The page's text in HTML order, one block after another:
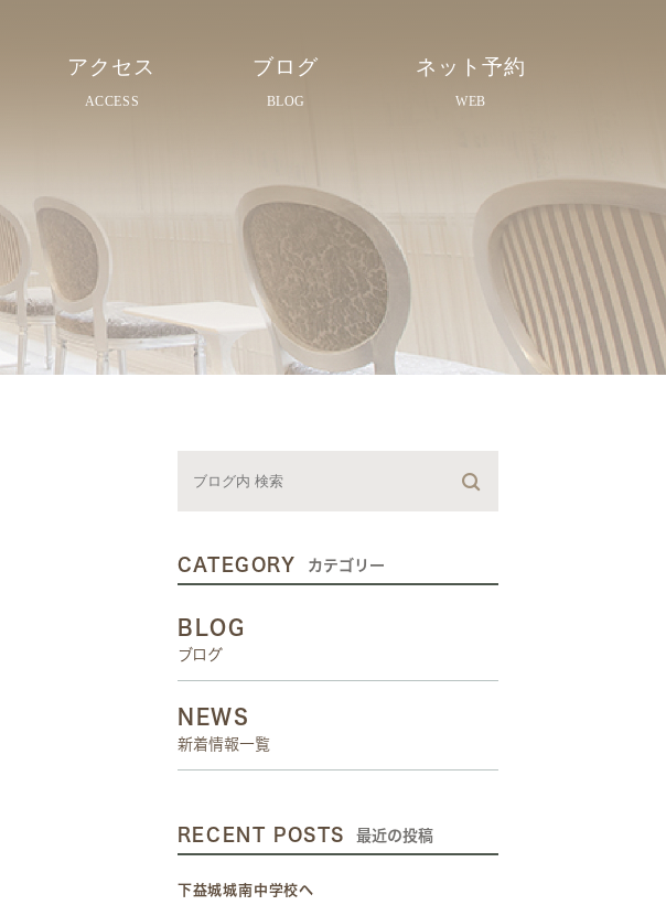
アクセス
ACCESS
ブログ
BLOG
ネット予約
WEB
CATEGORY カテゴリー
BLOG
ブログ
NEWS
新着情報一覧
RECENT POSTS 最近の投稿
下益城城南中学校へ